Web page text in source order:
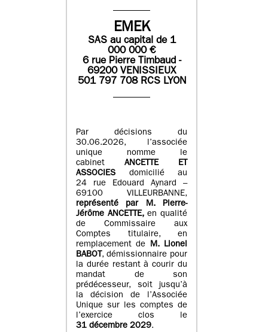
EMEK
SASau capital de 1
000 000€
6 rue Pierre Timbaud -
69200 VENISSIEUX
501 797 708 RCS LYON
Par décisions du
30.06.2026, l’associée
unique nomme le
cabinet ANCETTE ET
ASSOCIES
domicilié au
24 rue Edouard Aynard –
69100 VILLEURBANNE,
représenté par M.Pierre-
Jérôme ANCETTE, en qualité
de Commissaire aux
Comptes titulaire, en
remplacement de M.Lionel
BABOT , démissionnaire pour
la durée restant à courir du
mandat de son
prédécesseur, soit jusqu’à
la décision de l’Associée
Unique sur les comptes de
l’exercice clos le
31 décembre 2029.